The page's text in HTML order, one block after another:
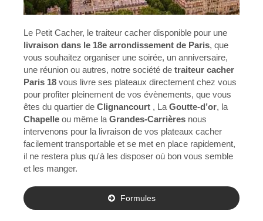
Le Petit Cacher, le traiteur cacher disponible pour une
livraison dans le 18e arrondissement de Paris, que
vous souhaitez organiser une soirée, un anniversaire,
une réunion ou autres, notre société de traiteur cacher
Paris 18 vous livre ses plateaux directement chez vous
pour profiter pleinement de vos évènements, que vous
êtes du quartier de Clignancourt , La Goutte-d’or, la
Chapelle ou même la Grandes-Carrières nous
intervenons pour la livraison de vos plateaux cacher
facilement transportable et se met en place rapidement,
il ne restera plus qu'à les disposer où bon vous semble
et les manger.
Formules